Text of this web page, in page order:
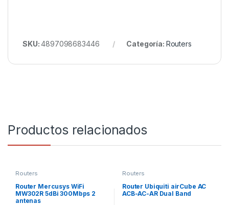
SKU:4897098683446 Categoría: Routers
Productos relacionados
Routers
Router Mercusys WiFi
MW302R 5dBi 300Mbps 2
antenas
Routers
Router Ubiquiti airCube AC
ACB-AC-AR Dual Band